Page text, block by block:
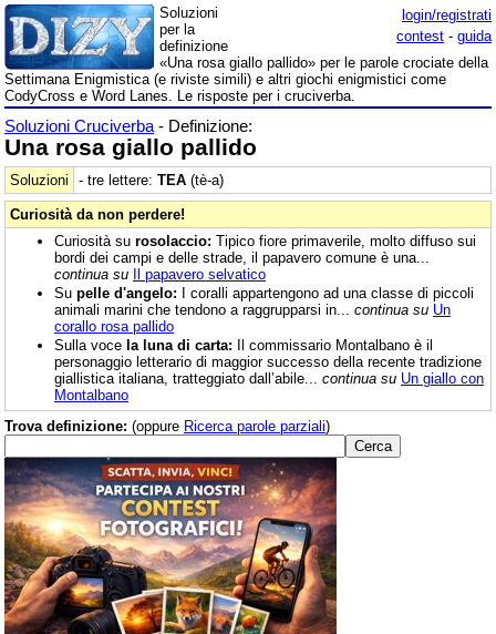
login/registrati
contest - guida
Soluzioni
per la
definizione
«Una rosa giallo pallido» per le parole crociate della
Settimana Enigmistica (e riviste simili) e altri giochi enigmistici come
CodyCross e Word Lanes. Le risposte per i cruciverba.
Soluzioni Cruciverba - Definizione:
Una rosa giallo pallido
Soluzioni - tre lettere: TEA (tè-a)
Curiosità da non perdere!
Curiosità su rosolaccio: Tipico fiore primaverile, molto diffuso sui
bordi dei campi e delle strade, il papavero comune è una...
continua su Il papavero selvatico
Su pelle d'angelo: I coralli appartengono ad una classe di piccoli
animali marini che tendono a raggrupparsi in... continua su Un
corallo rosa pallido
Sulla voce la luna di carta: Il commissario Montalbano è il
personaggio letterario di maggior successo della recente tradizione
giallistica italiana, tratteggiato dall’abile... continua su Un giallo con
Montalbano
Trova definizione: (oppure Ricerca parole parziali)